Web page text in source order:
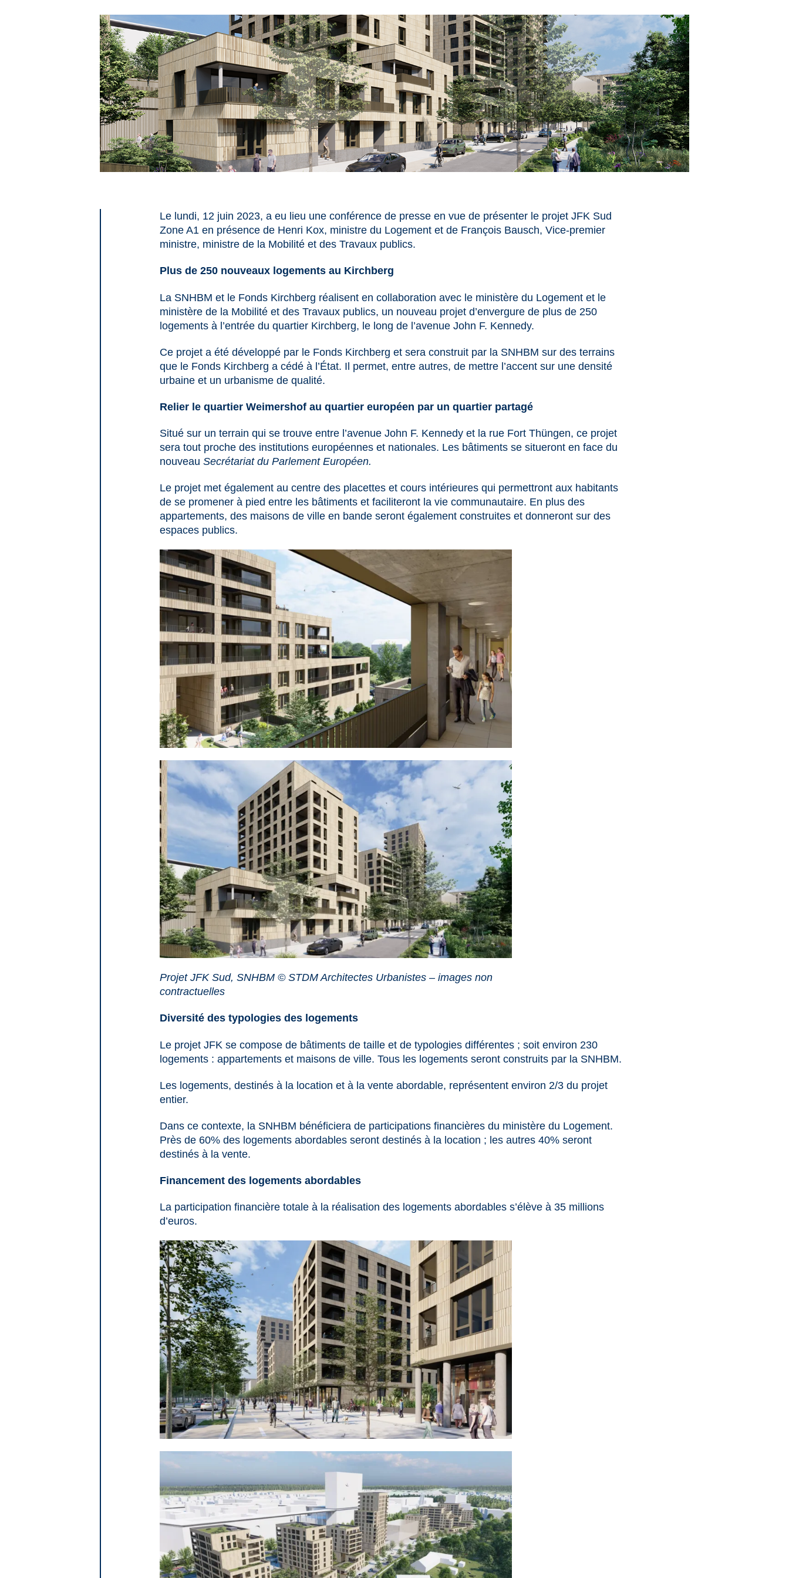
Le lundi, 12 juin 2023, a eu lieu une conférence de presse en vue de présenter le projet JFK Sud
Zone A1 en présence de Henri Kox, ministre du Logement et de François Bausch, Vice-premier
ministre, ministre de la Mobilité et des Travaux publics.
Plus de 250 nouveaux logements au Kirchberg
La SNHBM et le Fonds Kirchberg réalisent en collaboration avec le ministère du Logement et le
ministère de la Mobilité et des Travaux publics, un nouveau projet d’envergure de plus de 250
logements à l’entrée du quartier Kirchberg, le long de l’avenue John F. Kennedy.
Ce projet a été développé par le Fonds Kirchberg et sera construit par la SNHBM sur des terrains
que le Fonds Kirchberg a cédé à l’État. Il permet, entre autres, de mettre l’accent sur une densité
urbaine et un urbanisme de qualité.
Relier le quartier Weimershof au quartier européen par un quartier partagé
Situé sur un terrain qui se trouve entre l’avenue John F. Kennedy et la rue Fort Thüngen, ce projet
sera tout proche des institutions européennes et nationales. Les bâtiments se situeront en face du
nouveauSecrétariat du Parlement Européen.
Le projet met également au centre des placettes et cours intérieures qui permettront aux habitants
de se promener à pied entre les bâtiments et faciliteront la vie communautaire. En plus des
appartements, des maisons de ville en bande seront également construites et donneront sur des
espaces publics.
Projet JFK Sud, SNHBM © STDM Architectes Urbanistes – images non
contractuelles
Diversité des typologies des logements
Le projet JFK se compose de bâtiments de taille et de typologies différentes ; soit environ 230
logements : appartements et maisons de ville. Tous les logements seront construits par la SNHBM.
Les logements, destinés à la location et à la vente abordable, représentent environ 2/3 du projet
entier.
Dans ce contexte, la SNHBM bénéficiera de participations financières du ministère du Logement.
Près de 60% des logements abordables seront destinés à la location ; les autres 40% seront
destinés à la vente.
Financement des logements abordables
La participation financière totale à la réalisation des logements abordables s’élève à 35 millions
d’euros.